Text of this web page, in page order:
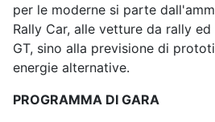
per le moderne si parte
Rally Car, alle vetture da rally
GT, sino alla previsione di
energie alternative.
PROGRAMMA DI GARA